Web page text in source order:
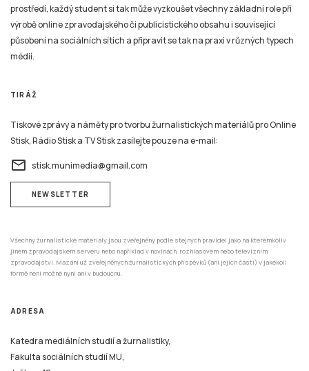
prostředí, každý student si tak může vyzkoušet všechny základní role při
výrobě online zpravodajského či publicistického obsahu i související
působení na sociálních sítích a připravit se tak na praxi v různých typech
médií.
TIRÁŽ
Tiskové zprávy a náměty pro tvorbu žurnalistických materiálů pro Online
Stisk, Rádio Stisk a TV Stisk zasílejte pouze na e-mail:
email stisk.munimedia@gmail.com
NEWSLETTER
Všechny žurnalistické materiály jsou zveřejněny podle stejných pravidel jako na kterémkoliv
jiném zpravodajském serveru nebo například v novinách, rozhlasovém nebo televizním
zpravodajství. Mazání už zveřejněných žurnalistických příspěvků (ani jejich částí) v jakékoli
formě není možné nyní ani v budoucnu.
ADRESA
Katedra mediálních studií a žurnalistiky,
Fakulta sociálních studií MU,